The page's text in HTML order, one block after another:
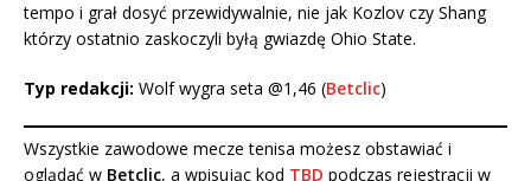
tempo i grał dosyć przewidywalnie, nie jak Kozlov czy Shang
którzy ostatnio zaskoczyli byłą gwiazdę Ohio State.
Typ redakcji: Wolf wygra seta @1,46 (Betclic)
Wszystkie zawodowe mecze tenisa możesz obstawiać i
oglądać w Betclic, a wpisując kod TBD podczas rejestracji w